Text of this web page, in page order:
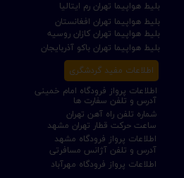
بلیط هواپیما تهران افغانستان
بلیط هواپیما تهران رم ایتالیا
اطلاعات پرواز فرودگاه امام خمینی
بلیط هواپیما تهران باکو آذربایجان
بلیط هواپیما تهران کازان روسیه
ساعت حرکت قطار تهران مشهد
شماره تلفن راه آهن تهران
اطلاعات پرواز فرودگاه مهرآباد
اطلاعات پرواز فرودگاه مشهد
آدرس و تلفن سفارت ها
آدرس و تلفن آژانس مسافرتی
اطلاعات مفید گردشگری